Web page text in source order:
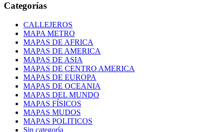
Categorías
CALLEJEROS
MAPA METRO
MAPAS DE AFRICA
MAPAS DE AMERICA
MAPAS DE ASIA
MAPAS DE CENTRO AMERICA
MAPAS DE EUROPA
MAPAS DE OCEANIA
MAPAS DEL MUNDO
MAPAS FÍSICOS
MAPAS MUDOS
MAPAS POLITICOS
Sin categoría